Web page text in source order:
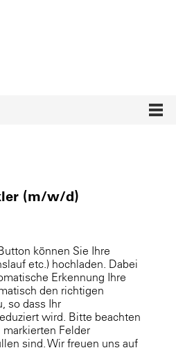
(m/w/d)
können Sie Ihre
etc.) hochladen. Dabei
Erkennung Ihre
den richtigen
so dass Ihr
wird. Bitte beachten
markierten Felder
sind. Wir freuen uns auf